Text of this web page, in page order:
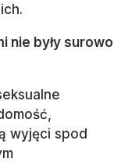
nie były surowo
wyjęci spod